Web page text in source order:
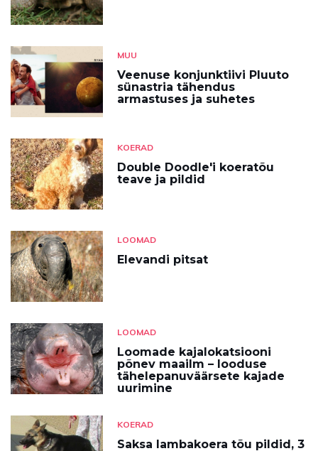
MUU
Veenuse konjunktiivi Pluuto
sünastria tähendus
armastuses ja suhetes
KOERAD
Double Doodle'i koeratõu
teave ja pildid
LOOMAD
Elevandi pitsat
LOOMAD
Loomade kajalokatsiooni
põnev maailm – looduse
tähelepanuväärsete kajade
uurimine
KOERAD
Saksa lambakoera tõu pildid, 3